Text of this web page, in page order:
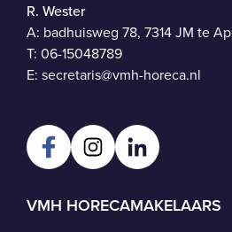
R. Wester
A: badhuisweg 78, 7314 JM te
T: 06-15048789
E: secretaris@vmh-horeca.nl
VMH HORECAMAKELAARS